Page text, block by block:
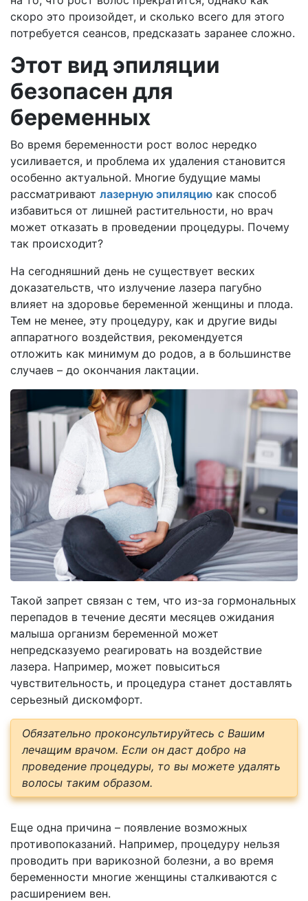
скоро это произойдет, и сколько всего для этого
потребуется сеансов, предсказать заранее сложно.
Этот вид эпиляции
безопасен для
беременных
Во время беременности рост волос нередко
усиливается, и проблема их удаления становится
особенно актуальной. Многие будущие мамы
рассматривают лазерную эпиляцию как способ
избавиться от лишней растительности, но врач
может отказать в проведении процедуры. Почему
так происходит?
На сегодняшний день не существует веских
доказательств, что излучение лазера пагубно
влияет на здоровье беременной женщины и плода.
Тем не менее, эту процедуру, как и другие виды
аппаратного воздействия, рекомендуется
отложить как минимум до родов, а в большинстве
случаев – до окончания лактации.
Такой запрет связан с тем, что из-за гормональных
перепадов в течение десяти месяцев ожидания
малыша организм беременной может
непредсказуемо реагировать на воздействие
лазера. Например, может повыситься
чувствительность, и процедура станет доставлять
серьезный дискомфорт.
Обязательно проконсультируйтесь с Вашим
лечащим врачом. Если он даст добро на
проведение процедуры, то вы можете удалять
волосы таким образом.
Еще одна причина – появление возможных
противопоказаний. Например, процедуру нельзя
проводить при варикозной болезни, а во время
беременности многие женщины сталкиваются с
расширением вен.